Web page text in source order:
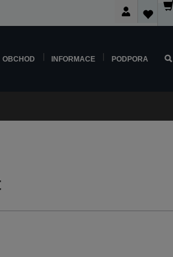
OBCHOD INFORMACE PODPORA